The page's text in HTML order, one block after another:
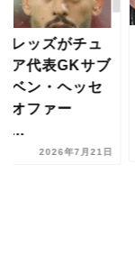
時間全文無料
）オナイウ阿
自分がいいス
チを入れ、
2026年7月16日